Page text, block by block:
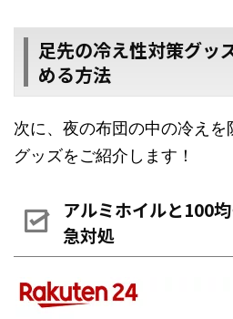
足先の冷え性対策グッ
める方法
次に、夜の布団の中の冷え
グッズをご紹介します！
アルミホイルと100
急対処